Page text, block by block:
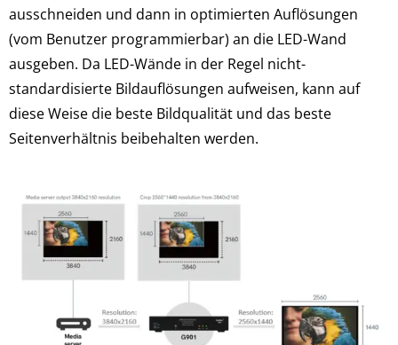
ausschneiden und dann in optimierten Auflösungen
(vom Benutzer programmierbar) an die LED-Wand
ausgeben. Da LED-Wände in der Regel nicht-
standardisierte Bildauflösungen aufweisen, kann auf
diese Weise die beste Bildqualität und das beste
Seitenverhältnis beibehalten werden.